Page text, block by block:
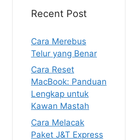
Recent Post
Cara Merebus
Telur yang Benar
Cara Reset
MacBook: Panduan
Lengkap untuk
Kawan Mastah
Cara Melacak
Paket J&T Express